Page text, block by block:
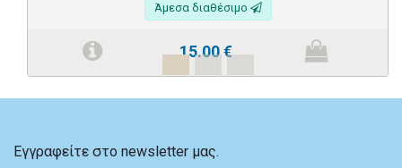
Άμεσα διαθέσιμο
15.00€
Εγγραφείτε στο newsletter μας.